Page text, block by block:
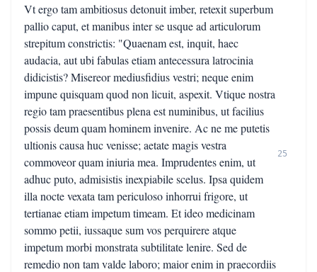
Vt ergo tam ambitiosus detonuit imber, retexit superbum
pallio caput, et manibus inter se usque ad articulorum
strepitum constrictis: "Quaenam est, inquit, haec
audacia, aut ubi fabulas etiam antecessura latrocinia
didicistis? Misereor mediusfidius vestri; neque enim
impune quisquam quod non licuit, aspexit. Vtique nostra
regio tam praesentibus plena est numinibus, ut facilius
possis deum quam hominem invenire. Ac ne me putetis
ultionis causa huc venisse; aetate magis vestra
commoveor quam iniuria mea. Imprudentes enim, ut
adhuc puto, admisistis inexpiabile scelus. Ipsa quidem
illa nocte vexata tam periculoso inhorrui frigore, ut
tertianae etiam impetum timeam. Et ideo medicinam
sommo petii, iussaque sum vos perquirere atque
impetum morbi monstrata subtilitate lenire. Sed de
remedio non tam valde laboro; maior enim in praecordiis
25